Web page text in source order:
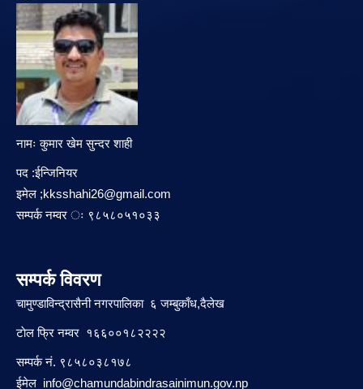
नामः कुमार खेम सुन्दर शाही
पद :ईन्जिनियर
इमेल ;kksshahi26@gmail.com
सम्पर्क नम्वर ः ९८५८०५१०३३
सम्पर्क विवरण
चामुण्डाविन्द्रासैनी नगरपालिका ६ जम्बुकाँध,दैलेख
टाेल फ्रि नम्वर १६६००१८२२२२
सम्पर्क नं. ९८५८०३८१७८
ईमेल info@chamundabindrasainimun.gov.np